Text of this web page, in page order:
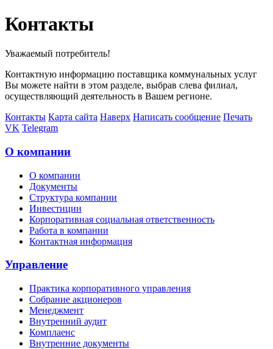
Контакты
Уважаемый потребитель!
Контактную информацию поставщика коммунальных услуг
Вы можете найти в этом разделе, выбрав слева филиал,
осуществляющий деятельность в Вашем регионе.
Контакты Карта сайта Наверх Написать сообщение Печать
VK Telegram
О компании
О компании
Документы
Структура компании
Инвестиции
Корпоративная социальная ответственность
Работа в компании
Контактная информация
Управление
Практика корпоративного управления
Собрание акционеров
Менеджмент
Внутренний аудит
Комплаенс
Внутренние документы